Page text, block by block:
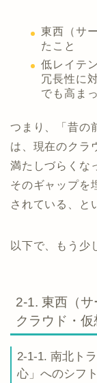
東西（サ
たこと
低レイテ
冗長性に
でも高ま
つまり、「昔の
は、現在のクラ
満たしづらくな
そのギャップを
されている、と
以下で、もう少
2-1. 東西（
クラウド・
2-1-1. 南北ト
心」へのシフト